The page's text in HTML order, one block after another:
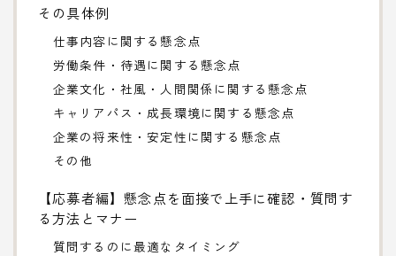
その具体例
仕事内容に関する懸念点
労働条件・待遇に関する懸念点
企業文化・社風・人間関係に関する懸念点
キャリアパス・成長環境に関する懸念点
企業の将来性・安定性に関する懸念点
その他
【応募者編】懸念点を面接で上手に確認・質問す
る方法とマナー
質問するのに最適なタイミング